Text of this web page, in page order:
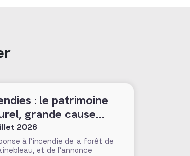
: le patrimoine
grande cause
?
2026
à l’incendie de la forêt de
et de l’annonce